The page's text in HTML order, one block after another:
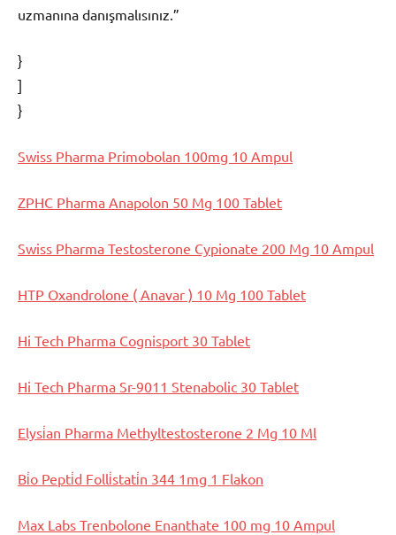
uzmanına danışmalısınız.”
}
]
}
Swiss Pharma Primobolan 100mg 10 Ampul
ZPHC Pharma Anapolon 50 Mg 100 Tablet
Swiss Pharma Testosterone Cypionate 200 Mg 10 Ampul
HTP Oxandrolone ( Anavar ) 10 Mg 100 Tablet
Hi Tech Pharma Cognisport 30 Tablet
Hi Tech Pharma Sr-9011 Stenabolic 30 Tablet
Elysi̇an Pharma Methyltestosterone 2 Mg 10 Ml
Bi̇o Pepti̇d Folli̇stati̇n 344 1mg 1 Flakon
Max Labs Trenbolone Enanthate 100 mg 10 Ampul